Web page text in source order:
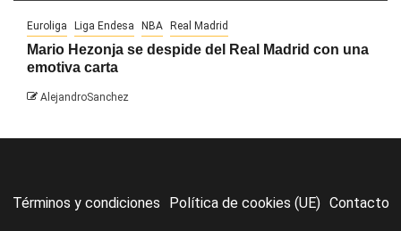
Euroliga Liga Endesa NBA Real Madrid
Mario Hezonja se despide del Real Madrid con una
emotiva carta
AlejandroSanchez
Términos y condiciones Política de cookies (UE) Contacto